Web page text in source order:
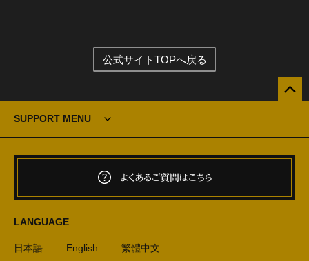
公式サイトTOPへ戻る
SUPPORT MENU
よくあるご質問はこちら
LANGUAGE
日本語 English 繁體中文